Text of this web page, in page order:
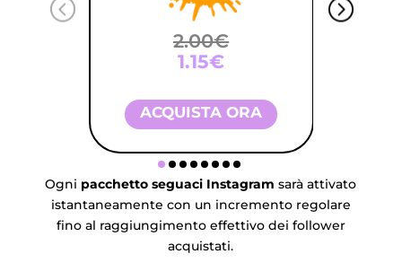
2.00€
1.15€
ACQUISTA ORA
Ogni pacchetto seguaci Instagram sarà attivato
istantaneamente con un incremento regolare
fino al raggiungimento effettivo dei follower
acquistati.